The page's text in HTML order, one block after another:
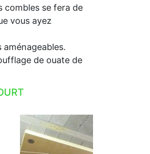
combles se fera de
vous ayez
de ouate de